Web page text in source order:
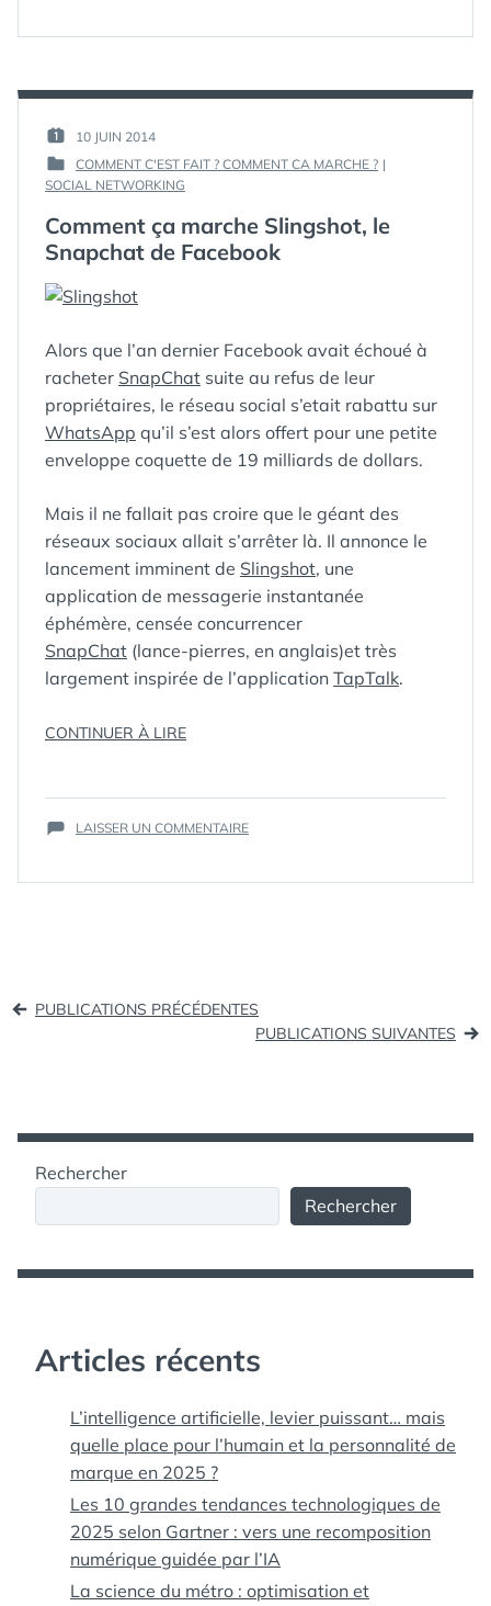
MARCHE
PUBLIÉ
LE :
10 JUIN 2014
GUIM
PUBLIÉ
COMMENT C'EST FAIT ? COMMENT CA MARCHE ? |
SOCIAL NETWORKING
Comment ça marche Slingshot, le
Snapchat de Facebook
Alors que l’an dernier Facebook avait échoué à
racheter SnapChat suite au refus de leur
propriétaires, le réseau social s’etait rabattu sur
WhatsApp qu’il s’est alors offert pour une petite
enveloppe coquette de 19 milliards de dollars.
Mais il ne fallait pas croire que le géant des
réseaux sociaux allait s’arrêter là. Il annonce le
lancement imminent de Slingshot, une
application de messagerie instantanée
éphémère, censée concurrencer
SnapChat (lance-pierres, en anglais)et très
largement inspirée de l’application TapTalk.
CONTINUER À LIRE« COMMENT
SLINGSHOT,
LE
ÉTIQUETTES :
FACEBOOK,
SNAPCHAT,
LAISSER UN COMMENTAIRESUR
MARCHE
Navigation
PUBLICATIONS PRÉCÉDENTES
PUBLICATIONS SUIVANTES
Rechercher
Rechercher
Articles récents
L’intelligence artificielle, levier puissant… mais
quelle place pour l’humain et la personnalité de
marque en 2025 ?
Les 10 grandes tendances technologiques de
2025 selon Gartner : vers une recomposition
numérique guidée par l’IA
La science du métro : optimisation et